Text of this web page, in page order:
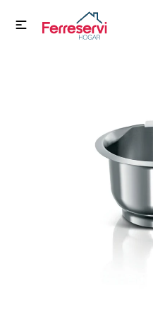

Electrodomésticos